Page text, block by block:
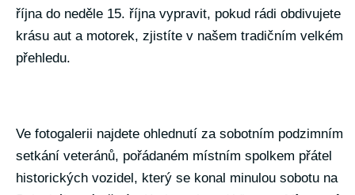
října do neděle 15. října vypravit, pokud rádi obdivujete
krásu aut a motorek, zjistíte v našem tradičním velkém
přehledu.
Ve fotogalerii najdete ohlednutí za sobotním podzimním
setkání veteránů, pořádaném místním spolkem přátel
historických vozidel, který se konal minulou sobotu na